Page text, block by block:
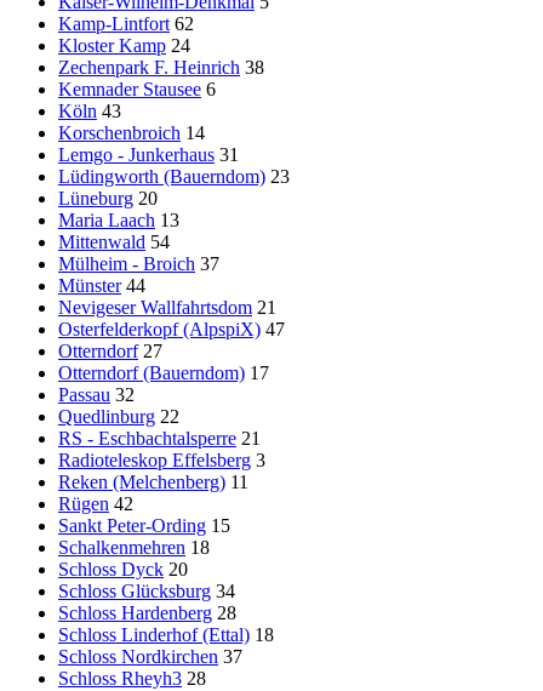
Kamp-Lintfort 62
Kloster Kamp 24
Zechenpark F. Heinrich 38
Kemnader Stausee 6
Köln 43
Korschenbroich 14
Lemgo - Junkerhaus 31
Lüdingworth (Bauerndom) 23
Lüneburg 20
Maria Laach 13
Mittenwald 54
Mülheim - Broich 37
Münster 44
Nevigeser Wallfahrtsdom 21
Osterfelderkopf (AlpspiX) 47
Otterndorf 27
Otterndorf (Bauerndom) 17
Passau 32
Quedlinburg 22
RS - Eschbachtalsperre 21
Radioteleskop Effelsberg 3
Reken (Melchenberg) 11
Rügen 42
Sankt Peter-Ording 15
Schalkenmehren 18
Schloss Dyck 20
Schloss Glücksburg 34
Schloss Hardenberg 28
Schloss Linderhof (Ettal) 18
Schloss Nordkirchen 37
Schloss Rheyh3 28